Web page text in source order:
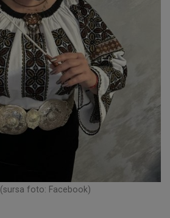
(sursa foto: Facebook)